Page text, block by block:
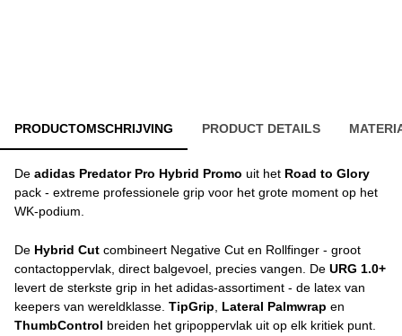
PRODUCTOMSCHRIJVING PRODUCT DETAILS
De adidas Predator Pro Hybrid Promo uit het Road to Glory
pack - extreme professionele grip voor het grote moment op het
WK-podium.
De Hybrid Cut combineert Negative Cut en Rollfinger - groot
contactoppervlak, direct balgevoel, precies vangen. De URG 1.0+
levert de sterkste grip in het adidas-assortiment - de latex van
keepers van wereldklasse. TipGrip Lateral Palmwrap en
ThumbControl breiden het gripoppervlak uit op elk kritiek punt.